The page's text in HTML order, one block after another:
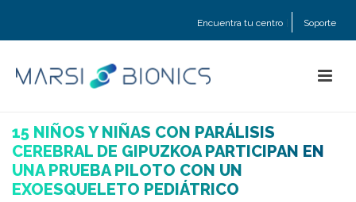
Encuentra tu centro Soporte
15 NIÑOS Y NIÑAS CON PARÁLISIS
CEREBRAL DE GIPUZKOA PARTICIPAN EN
UNA PRUEBA PILOTO CON UN
EXOESQUELETO PEDIÁTRICO